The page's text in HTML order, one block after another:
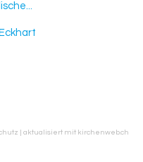
| aktualisiert mit kirchenweb.ch